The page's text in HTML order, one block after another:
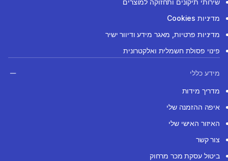
מדיניות Cookies
מדיניות פרטיות, מאגר מידע ודיוור ישיר
פינוי פסולת חשמלית ואלקטרונית
מידע כללי
מדריך מידות
איפה ההזמנה שלי
האיזור האישי שלי
צור קשר
ביטול עסקת מכר מרחוק